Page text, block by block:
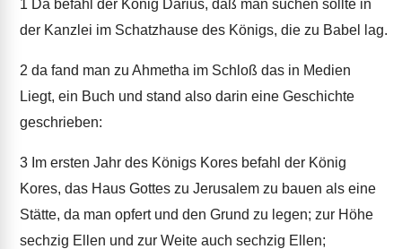
1 Da befahl der König Darius, daß man suchen sollte in
der Kanzlei im Schatzhause des Königs, die zu Babel lag.
2 da fand man zu Ahmetha im Schloß das in Medien
Liegt, ein Buch und stand also darin eine Geschichte
geschrieben:
3 Im ersten Jahr des Königs Kores befahl der König
Kores, das Haus Gottes zu Jerusalem zu bauen als eine
Stätte, da man opfert und den Grund zu legen; zur Höhe
sechzig Ellen und zur Weite auch sechzig Ellen;